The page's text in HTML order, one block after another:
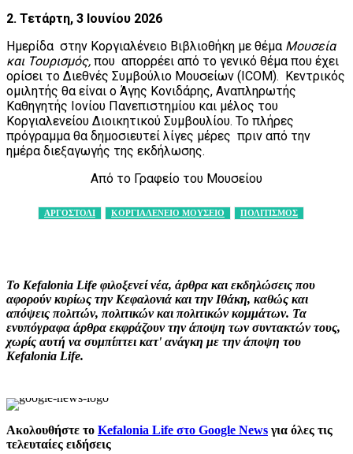
2. Τετάρτη, 3 Ιουνίου 2026
Ημερίδα στην Κοργιαλένειο Βιβλιοθήκη με θέμα Μουσεία
και Τουρισμός, που απορρέει από το γενικό θέμα που έχει
ορίσει το Διεθνές Συμβούλιο Μουσείων (ICOM). Κεντρικός
ομιλητής θα είναι ο Άγης Κονιδάρης, Αναπληρωτής
Καθηγητής Ιονίου Πανεπιστημίου και μέλος του
Κοργιαλενείου Διοικητικού Συμβουλίου. Το πλήρες
πρόγραμμα θα δημοσιευτεί λίγες μέρες πριν από την
ημέρα διεξαγωγής της εκδήλωσης.
Από το Γραφείο του Μουσείου
ΑΡΓΟΣΤΟΛΙ ΚΟΡΓΙΑΛΕΝΕΙΟ ΜΟΥΣΕΙΟ ΠΟΛΙΤΙΣΜΟΣ
Το Kefalonia Life φιλοξενεί νέα, άρθρα και εκδηλώσεις που
αφορούν κυρίως την Κεφαλονιά και την Ιθάκη, καθώς και
απόψεις πολιτών, πολιτικών και πολιτικών κομμάτων. Τα
ενυπόγραφα άρθρα εκφράζουν την άποψη των συντακτών τους,
χωρίς αυτή να συμπίπτει κατ' ανάγκη με την άποψη του
Kefalonia Life.
Ακολουθήστε το Kefalonia Life στο Google News για όλες τις
τελευταίες ειδήσεις